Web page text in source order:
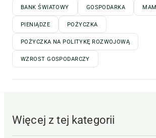
BANK ŚWIATOWY GOSPODARKA
PIENIĄDZE POŻYCZKA
POŻYCZKA NA POLITYKĘ ROZWOJOWĄ
WZROST GOSPODARCZY
Więcej z tej kategorii